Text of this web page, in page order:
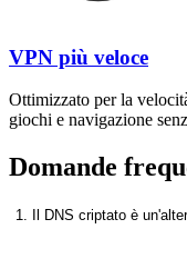
VPN più veloce
Ottimizzato per la
giochi e navigazione
Domande
1. Il DNS criptato è